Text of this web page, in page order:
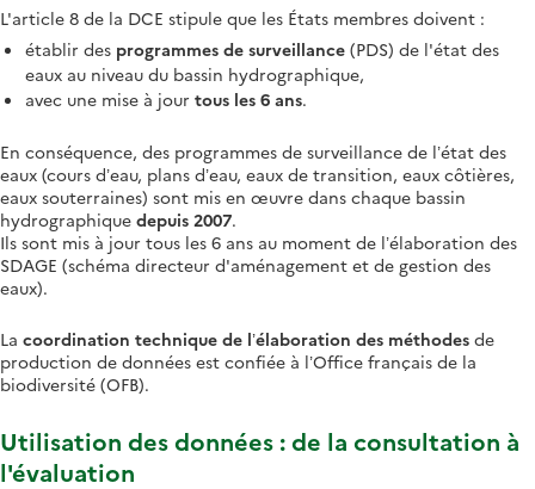
L'article 8 de la DCE stipule que les États membres doivent :
établir des programmes de surveillance (PDS) de l'état des
eaux au niveau du bassin hydrographique,
avec une mise à jour tous les 6 ans.
En conséquence, des programmes de surveillance de l’état des
eaux (cours d’eau, plans d’eau, eaux de transition, eaux côtières,
eaux souterraines) sont mis en œuvre dans chaque bassin
hydrographique depuis 2007.
Ils sont mis à jour tous les 6 ans au moment de l’élaboration des
SDAGE (schéma directeur d'aménagement et de gestion des
eaux).
La coordination technique de l’élaboration des méthodes de
production de données est confiée à l’Office français de la
biodiversité (OFB).
Utilisation des données : de la consultation à
l'évaluation